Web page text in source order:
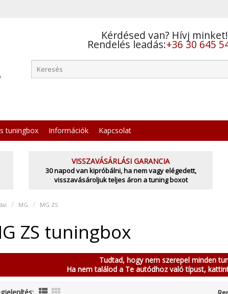
Kérdésed van? Hívj minket!
Rendelés leadás:+36 30 645
tuningbox Információk Kapcsolat
VISSZAVÁSÁRLÁSI GARANCIA
30 napod van kipróbálni, ha nem vagy elégedett,
visszavásároljuk teljes áron a tuning boxot
MG MG ZS
ZS tuningbox
Tudtad, hogy nem szerepel minden
Ha nem találod a Te autódhoz való típust,